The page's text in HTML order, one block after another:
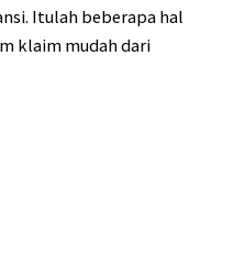
Itulah beberapa hal
klaim mudah dari